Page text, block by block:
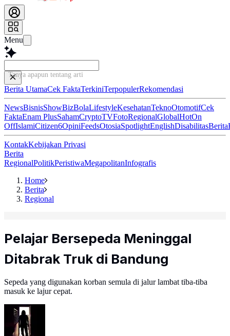
Menu
Tanya apapun tentang artikel ini...
Berita UtamaCek FaktaTerkiniTerpopulerRekomendasi
NewsBisnisShowBizBolaLifestyleKesehatanTeknoOtomotifCek
FaktaEnam PlusSahamCryptoTVFotoRegionalGlobalHotOn
OffIslamiCitizen6OpiniFeedsOtosiaSpotlightEnglishDisabilitasBerita
KontakKebijakan Privasi
Berita
RegionalPolitikPeristiwaMegapolitanInfografis
Home
Berita
Regional
Pelajar Bersepeda Meninggal
Ditabrak Truk di Bandung
Sepeda yang digunakan korban semula di jalur lambat tiba-tiba
masuk ke lajur cepat.